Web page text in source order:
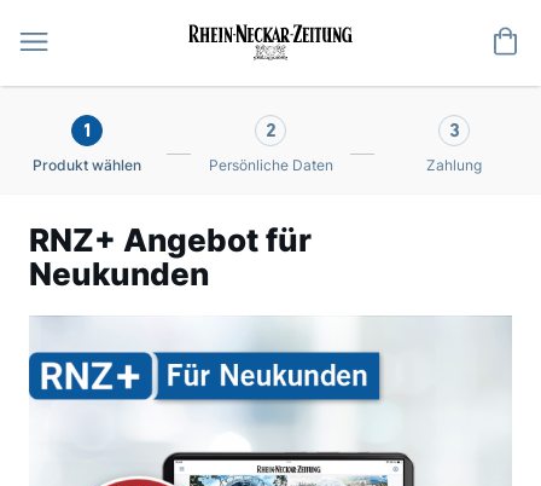
1
Produkt wählen
2
Persönliche Daten
3
Zahlung
RNZ+ Angebot für
Neukunden